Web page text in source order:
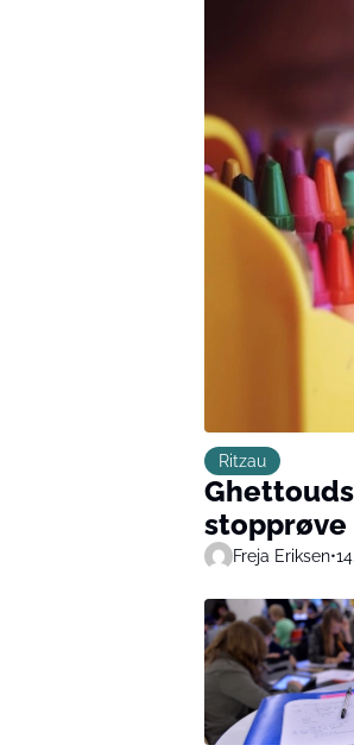
Ritzau
stopprøve
Freja Eriksen•